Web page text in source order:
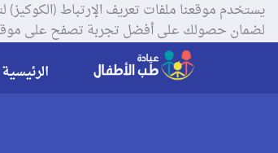
لضمان حصولك على أفضل تجربة تصفح على
الرئيسية